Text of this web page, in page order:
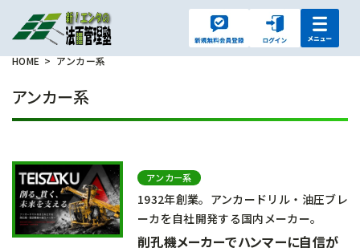
HOME アンカー系
アンカー系
アンカー系
1932年創業。アンカードリル・油圧ブレ
ーカを自社開発する国内メーカー。
削孔機メーカーでハンマーに自信が